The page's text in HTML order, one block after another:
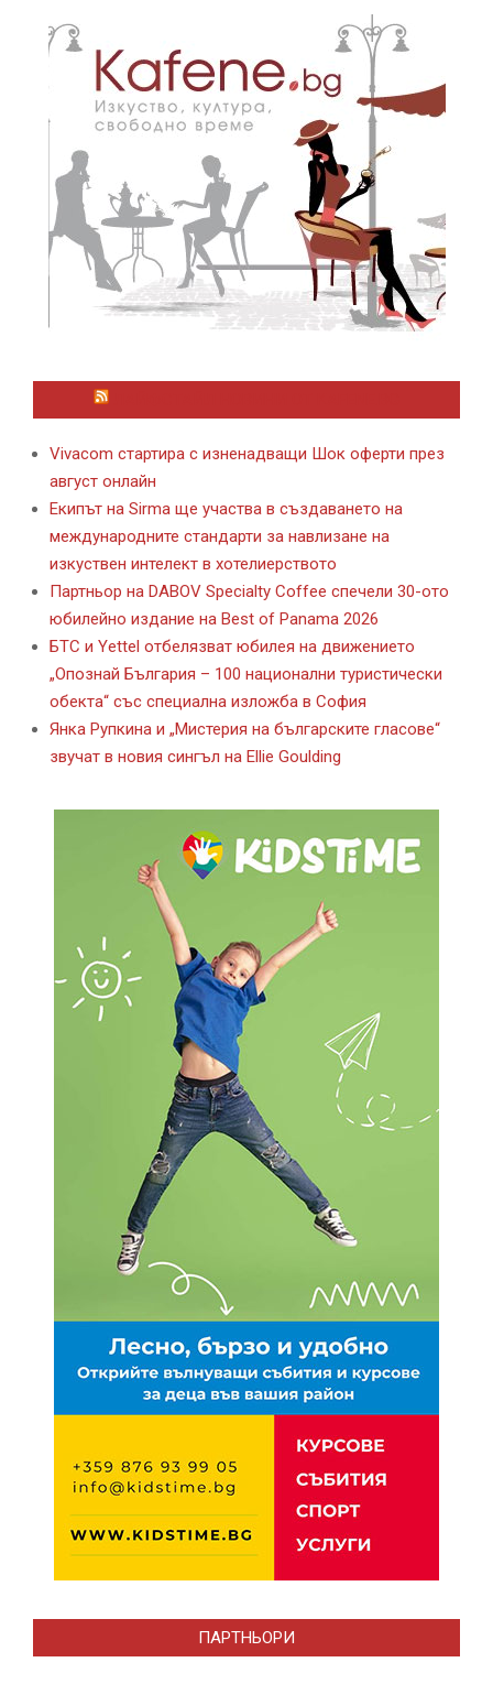
Vivacom стартира с изненадващи Шок оферти през
август онлайн
Екипът на Sirma ще участва в създаването на
международните стандарти за навлизане на
изкуствен интелект в хотелиерството
Партньор на DABOV Specialty Coffee спечели 30-ото
юбилейно издание на Best of Panama 2026
БТС и Yettel отбелязват юбилея на движението
„Опознай България – 100 национални туристически
обекта“ със специална изложба в София
Янка Рупкина и „Мистерия на българските гласове“
звучат в новия сингъл на Ellie Goulding
ПАРТНЬОРИ